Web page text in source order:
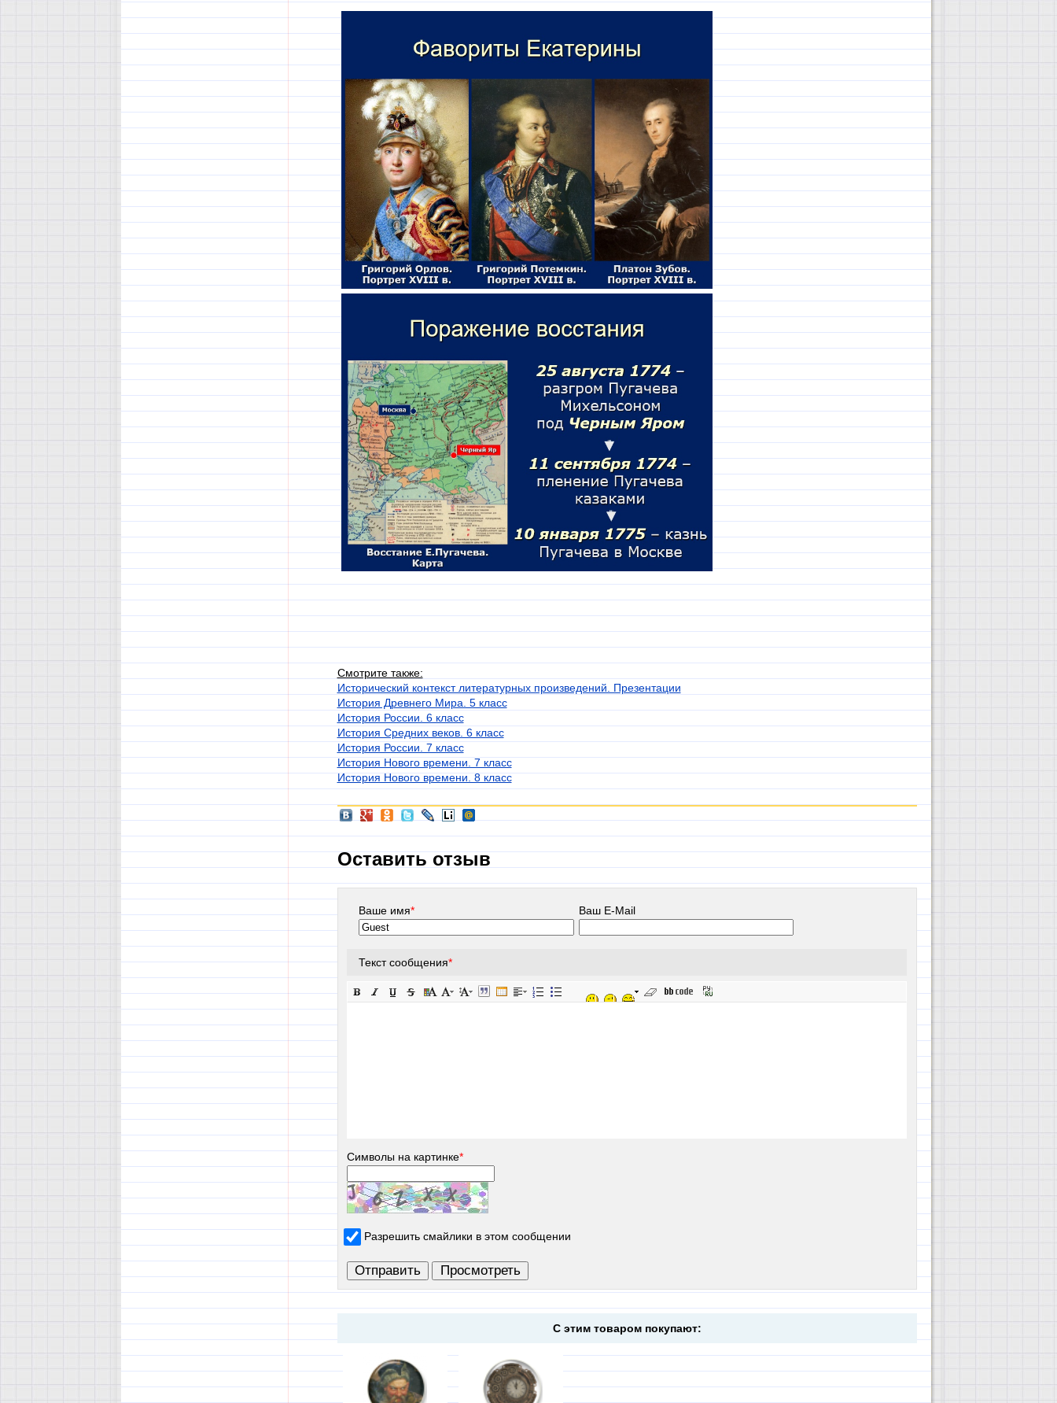
Смотрите также:
Исторический контекст литературных произведений. Презентации
История Древнего Мира. 5 класс
История России. 6 класс
История Средних веков. 6 класс
История России. 7 класс
История Нового времени. 7 класс
История Нового времени. 8 класс
Оставить отзыв
Ваше имя* Ваш E-Mail
Текст сообщения*
Символы на картинке*
Разрешить смайлики в этом сообщении
С этим товаром покупают: